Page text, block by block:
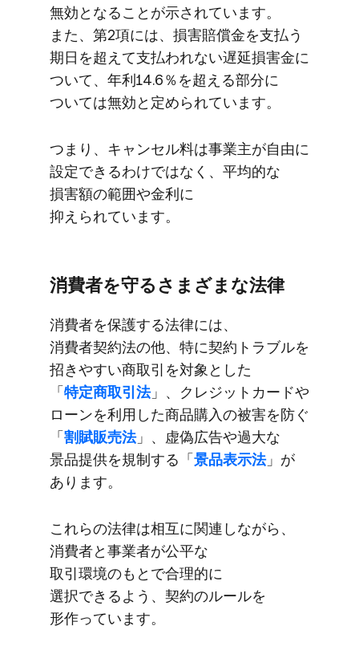
無効と​​なる​​ことが​​示されています。​​
また、​​第2項には、​​損害賠償金を​​支払う​​
期日を​​超えて​​支払われない​​遅延損害金に​​
ついて、​​年利14.6％を​​超える​​部分に​​
ついては​​無効と​​定められています。
つまり、​​キャンセル料は​​事業主が​​自由に​​
設定できるわけではなく、​​平均的な​​
損害額の​​範囲や​​金利に​​
抑えられています。
消費者を​​守るさまざまな​​法律
消費者を​​保護する​​法律には、​​
消費者契約法の​​他、​​特に​​契約トラブルを​​
招きやすい​​商取引を​​対象と​​した​​
「 特定商取引法」、​​クレジットカードや​​
ローンを​​利用した​​商品購入の​​被害を​​防ぐ​​
「 割賦販売法」、​​虚偽​広告や​​過大な​​
景品提供を​​規制する​​「 景品表示法」が​​
あります。
これらの​​法律は​​相互に​​関連しながら、​​
消費者と​​事業者が​​公平な​​
取引環境のもとで​​合理的に​​
選択できるよう、​​契約の​​ルールを​​
形作っています。